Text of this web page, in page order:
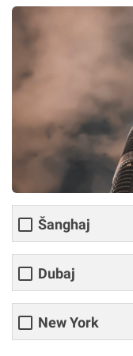
Šanghaj
Dubaj
New York